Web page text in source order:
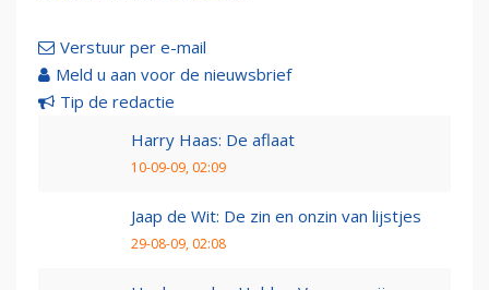
Verstuur per e-mail
Meld u aan voor de nieuwsbrief
Tip de redactie
Harry Haas: De aflaat
10-09-09, 02:09
Jaap de Wit: De zin en onzin van lijstjes
29-08-09, 02:08